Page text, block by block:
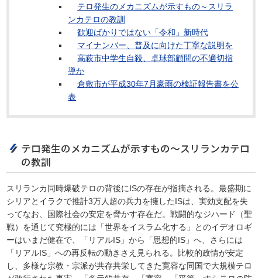
テロ発生のメカニズムが示すもの～スリラ
ンカテロの教訓
歓迎ばかりではない「令和」新時代
マイナンバー、普及に向けた丁寧な説明を
高萩市中学生自殺、卓球部顧問の不適切指
導か
倉敷市が平成30年7月豪雨の検証報告書を公
表
テロ発生のメカニズムが示すもの～スリランカテロ
の教訓
スリランカ同時爆破テロの背後にISの存在が指摘される。最盛期に
シリアとイラクで推計3万人超の兵力を擁したISは、実効支配を失
ってなお、国際社会の安定を脅かす存在だ。戦闘的なジハード（聖
戦）を通じて究極的には「世界をイスラム化する」とのイデオロギ
ーはいまだ健在で、「リアルIS」から「思想的IS」へ、さらには
「リアルIS」への再反転の動きさえ見られる。比較的政情が安定
し、多様な宗教・宗派が共存共栄してきた寛容な同国で大規模テロ